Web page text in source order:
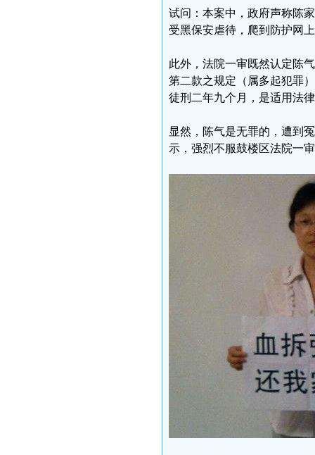
试问：本案中，政府声称陈
受黑保安虐待，爬到防护网
此外，法院一审既然认定陈
第二款之规定（属多起犯罪
徒刑二年九个月，是适用法
显然，陈气是无罪的，遭到
示，强烈不服鼓楼区法院一